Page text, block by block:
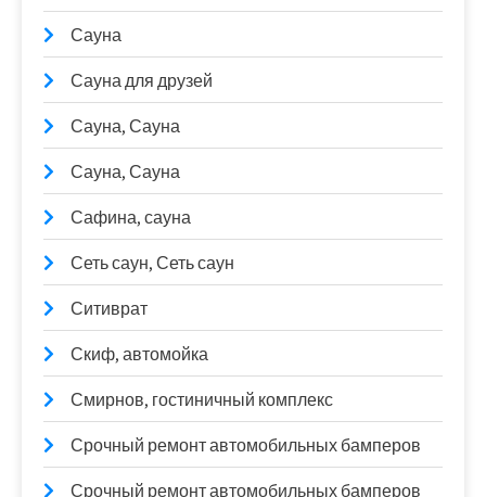
Сауна
Сауна для друзей
Сауна, Сауна
Сауна, Сауна
Сафина, сауна
Сеть саун, Сеть саун
Ситиврат
Скиф, автомойка
Смирнов, гостиничный комплекс
Срочный ремонт автомобильных бамперов
Срочный ремонт автомобильных бамперов